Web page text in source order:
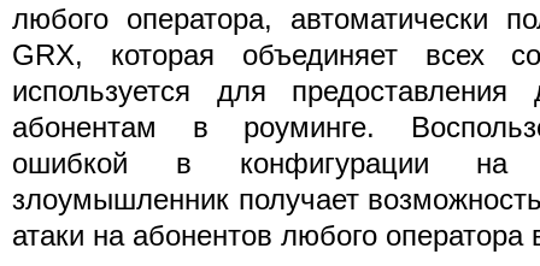
любого оператора, автоматически
GRX, которая объединяет всех
используется для
абонентам в роуминге.
ошибкой в конфигурации на
злоумышленник получает
атаки на абонентов любого оператора